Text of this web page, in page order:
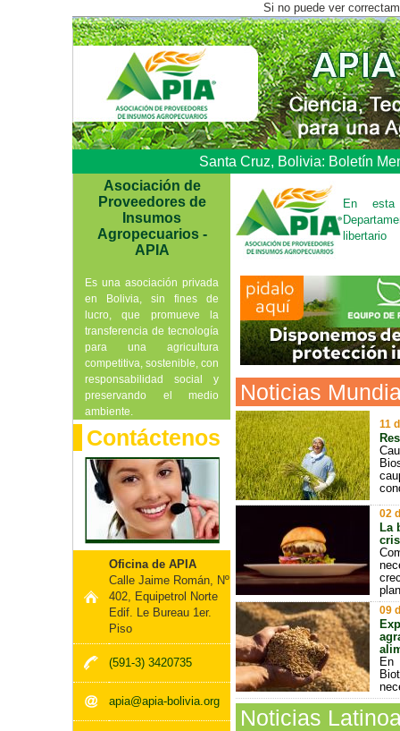
Si no puede ver
Santa Cruz, Bolivia: Boletín
Asociación de
Proveedores de
Insumos
Agropecuarios -
APIA
Es una asociación privada
en Bolivia, sin fines de
lucro, que promueve la
transferencia de tecnología
para una agricultura
competitiva, sostenible, con
responsabilidad social y
preservando el medio
ambiente.
Contáctenos
Oficina de APIA
Calle Jaime Román, Nº
402, Equipetrol Norte
Edif. Le Bureau 1er.
Piso
(591-3) 3420735
apia@apia-bolivia.org
En esta
libertario
Noticias
11
02
La
09
Noticias